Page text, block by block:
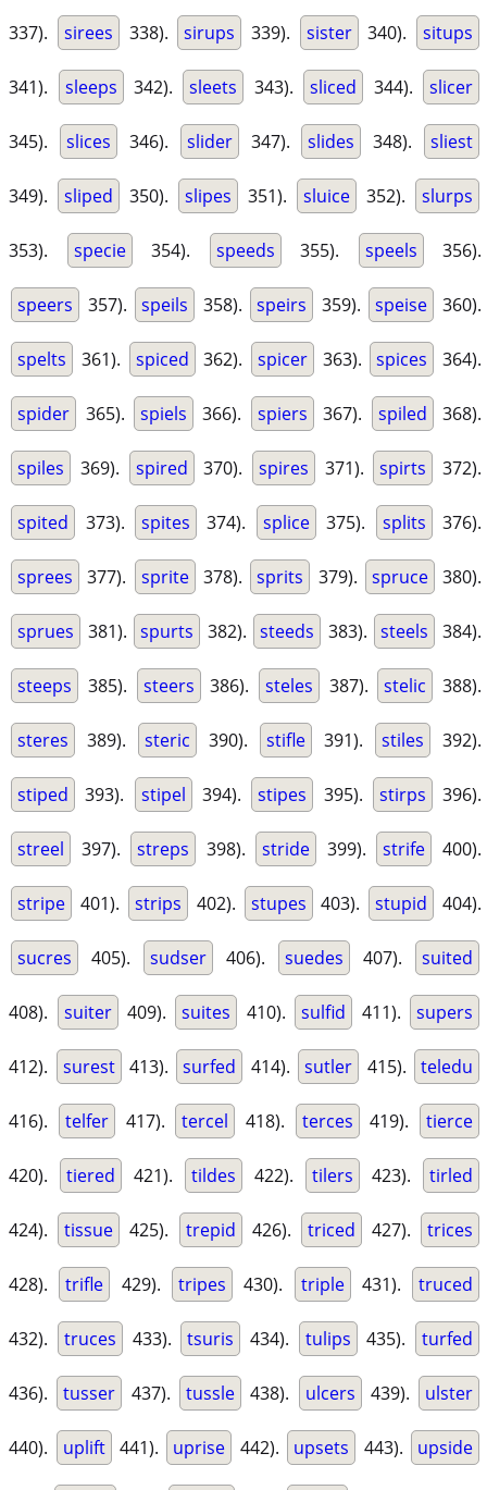
337). sirees 338). sirups 339). sister 340). situps
341). sleeps 342). sleets 343). sliced 344). slicer
345). slices 346). slider 347). slides 348). sliest
349). sliped 350). slipes 351). sluice 352). slurps
353). specie 354). speeds 355). speels 356).
speers 357). speils 358). speirs 359). speise 360).
spelts 361). spiced 362). spicer 363). spices 364).
spider 365). spiels 366). spiers 367). spiled 368).
spiles 369). spired 370). spires 371). spirts 372).
spited 373). spites 374). splice 375). splits 376).
sprees 377). sprite 378). sprits 379). spruce 380).
sprues 381). spurts 382). steeds 383). steels 384).
steeps 385). steers 386). steles 387). stelic 388).
steres 389). steric 390). stifle 391). stiles 392).
stiped 393). stipel 394). stipes 395). stirps 396).
streel 397). streps 398). stride 399). strife 400).
stripe 401). strips 402). stupes 403). stupid 404).
sucres 405). sudser 406). suedes 407). suited
408). suiter 409). suites 410). sulfid 411). supers
412). surest 413). surfed 414). sutler 415). teledu
416). telfer 417). tercel 418). terces 419). tierce
420). tiered 421). tildes 422). tilers 423). tirled
424). tissue 425). trepid 426). triced 427). trices
428). trifle 429). tripes 430). triple 431). truced
432). truces 433). tsuris 434). tulips 435). turfed
436). tusser 437). tussle 438). ulcers 439). ulster
440). uplift 441). uprise 442). upsets 443). upside